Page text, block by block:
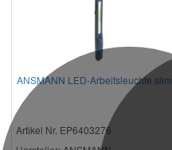
ANSMANN LED-Arbeitsleuchte slim
Artikel Nr. EP6403276